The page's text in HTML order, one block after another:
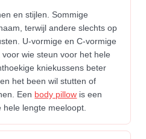
en stijlen. Sommige
terwijl andere slechts op
U-vormige en C-vormige
wie steun voor het hele
kniekussens beter
het been wil stutten of
Een body pillow is een
lengte meeloopt.